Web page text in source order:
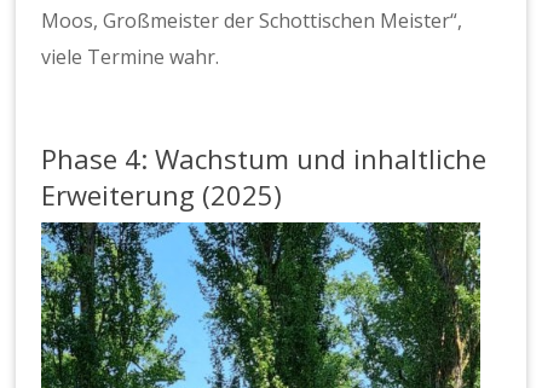
Moos, Großmeister der Schottischen Meister“,
viele Termine wahr.
Phase 4: Wachstum und inhaltliche
Erweiterung (2025)